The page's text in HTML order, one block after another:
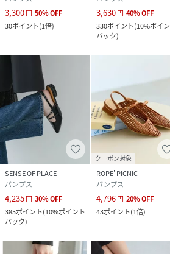
性別タイプ レディース
原産国
ナイロン ソール :
合成底
サイズ S、M、L
RV8221_AA26230
AA26230-2212110-
3,300円 50%OFF
30ポイント(1倍)
3,630円 40%OFF
330ポイント(10%ポイ
バック)
SENSE OF PLACE
パンプス
4,235円 30%OFF
385ポイント(10%ポイント
バック)
クーポン対象
ROPE' PICNIC
パンプス
4,796円 20%OFF
43ポイント(1倍)